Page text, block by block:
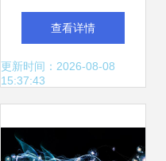
台式机 科技赋能高
效办公，开启稳定
查看详情
更新时间：2026-08-08
15:37:43